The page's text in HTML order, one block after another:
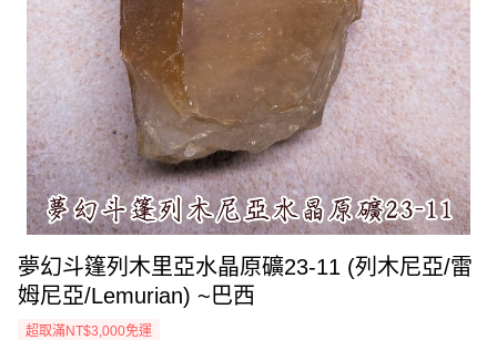
夢幻斗篷列木里亞水晶原礦23-11 (列木尼亞/雷
姆尼亞/Lemurian) ~巴西
超取滿NT$3,000免運